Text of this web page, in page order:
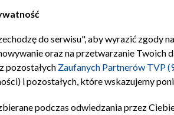
Regulamin TVP
do serwisu", aby wyrazić zgody
oraz na przetwarzanie Twoich
pozostałych Zaufanych Partnerów TVP
i pozostałych, które wskazujemy
podczas odwiedzania przez